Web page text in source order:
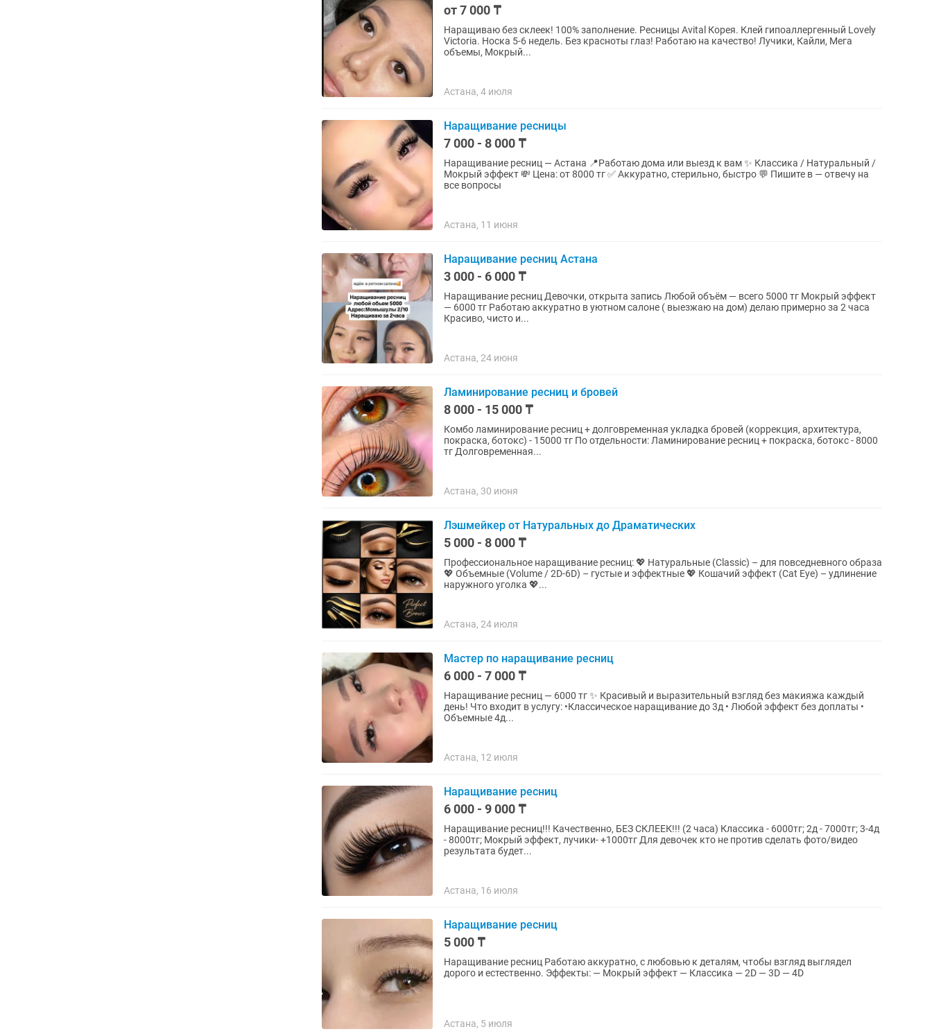
от 7 000 ₸
Наращиваю без склеек! 100% заполнение. Ресницы Avital Корея. Клей гипоаллергенный Lovely
Victoria. Носка 5-6 недель. Без красноты глаз! Работаю на качество! Лучики, Кайли, Мега
объемы, Мокрый...
Астана, 4 июля
Наращивание ресницы
7 000 - 8 000 ₸
Наращивание ресниц — Астана 📍Работаю дома или выезд к вам ✨ Классика / Натуральный /
Мокрый эффект 💸 Цена: от 8000 тг ✅ Аккуратно, стерильно, быстро 💬 Пишите в — отвечу на
все вопросы
Астана, 11 июня
Наращивание ресниц Астана
3 000 - 6 000 ₸
Наращивание ресниц Девочки, открыта запись Любой объём — всего 5000 тг Мокрый эффект
— 6000 тг Работаю аккуратно в уютном салоне ( выезжаю на дом) делаю примерно за 2 часа
Красиво, чисто и...
Астана, 24 июня
Ламинирование ресниц и бровей
8 000 - 15 000 ₸
Комбо ламинирование ресниц + долговременная укладка бровей (коррекция, архитектура,
покраска, ботокс) - 15000 тг По отдельности: Ламинирование ресниц + покраска, ботокс - 8000
тг Долговременная...
Астана, 30 июня
Лэшмейкер от Натуральных до Драматических
5 000 - 8 000 ₸
Профессиональное наращивание ресниц: 💖 Натуральные (Classic) – для повседневного образа
💖 Объемные (Volume / 2D-6D) – густые и эффектные 💖 Кошачий эффект (Cat Eye) – удлинение
наружного уголка 💖...
Астана, 24 июля
Мастер по наращивание ресниц
6 000 - 7 000 ₸
Наращивание ресниц — 6000 тг ✨ Красивый и выразительный взгляд без макияжа каждый
день! Что входит в услугу: •Классическое наращивание до 3д • Любой эффект без доплаты •
Объемные 4д...
Астана, 12 июля
Наращивание ресниц
6 000 - 9 000 ₸
Наращивание ресниц!!! Качественно, БЕЗ СКЛЕЕК!!! (2 часа) Классика - 6000тг; 2д - 7000тг; 3-4д
- 8000тг; Мокрый эффект, лучики- +1000тг Для девочек кто не против сделать фото/видео
результата будет...
Астана, 16 июля
Наращивание ресниц
5 000 ₸
Наращивание ресниц Работаю аккуратно, с любовью к деталям, чтобы взгляд выглядел
дорого и естественно. Эффекты: — Мокрый эффект — Классика — 2D — 3D — 4D
Астана, 5 июля